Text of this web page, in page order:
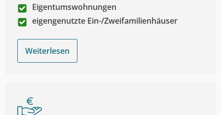
Eigentumswohnungen
eigengenutzte Ein-/Zweifamilienhäuser
Weiterlesen